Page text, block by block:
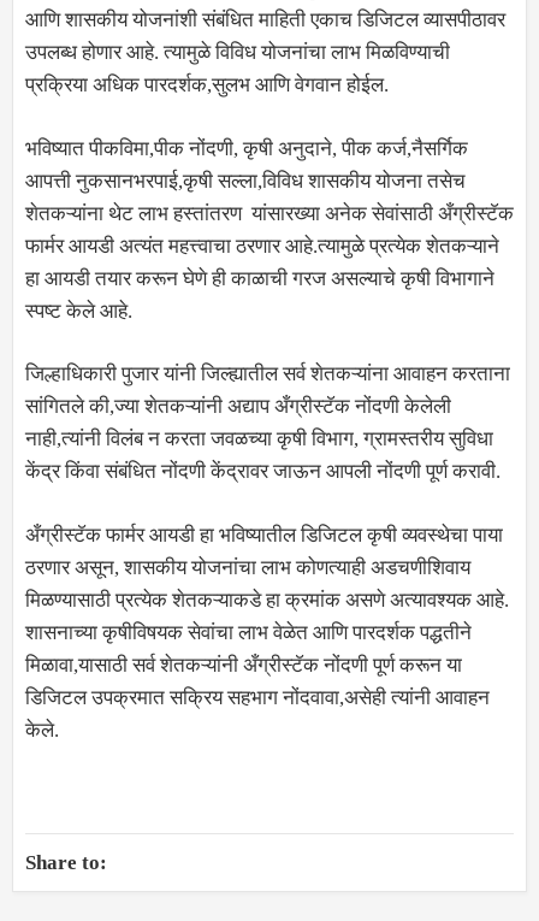
आणि शासकीय योजनांशी संबंधित माहिती एकाच डिजिटल व्यासपीठावर
उपलब्ध होणार आहे. त्यामुळे विविध योजनांचा लाभ मिळविण्याची
प्रक्रिया अधिक पारदर्शक,सुलभ आणि वेगवान होईल.
भविष्यात पीकविमा,पीक नोंदणी, कृषी अनुदाने, पीक कर्ज,नैसर्गिक
आपत्ती नुकसानभरपाई,कृषी सल्ला,विविध शासकीय योजना तसेच
शेतकऱ्यांना थेट लाभ हस्तांतरण यांसारख्या अनेक सेवांसाठी अँग्रीस्टॅक
फार्मर आयडी अत्यंत महत्त्वाचा ठरणार आहे.त्यामुळे प्रत्येक शेतकऱ्याने
हा आयडी तयार करून घेणे ही काळाची गरज असल्याचे कृषी विभागाने
स्पष्ट केले आहे.
जिल्हाधिकारी पुजार यांनी जिल्ह्यातील सर्व शेतकऱ्यांना आवाहन करताना
सांगितले की,ज्या शेतकऱ्यांनी अद्याप अँग्रीस्टॅक नोंदणी केलेली
नाही,त्यांनी विलंब न करता जवळच्या कृषी विभाग, ग्रामस्तरीय सुविधा
केंद्र किंवा संबंधित नोंदणी केंद्रावर जाऊन आपली नोंदणी पूर्ण करावी.
अँग्रीस्टॅक फार्मर आयडी हा भविष्यातील डिजिटल कृषी व्यवस्थेचा पाया
ठरणार असून, शासकीय योजनांचा लाभ कोणत्याही अडचणीशिवाय
मिळण्यासाठी प्रत्येक शेतकऱ्याकडे हा क्रमांक असणे अत्यावश्यक आहे.
शासनाच्या कृषीविषयक सेवांचा लाभ वेळेत आणि पारदर्शक पद्धतीने
मिळावा,यासाठी सर्व शेतकऱ्यांनी अँग्रीस्टॅक नोंदणी पूर्ण करून या
डिजिटल उपक्रमात सक्रिय सहभाग नोंदवावा,असेही त्यांनी आवाहन
केले.
Share to: